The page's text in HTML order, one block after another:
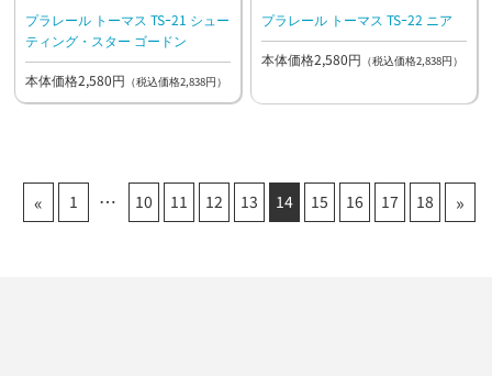
プラレール トーマス TSｰ21 シュー
ティング・スター ゴードン
本体価格2,580円 （税込価格2,838円）
プラレール トーマス TSｰ22 ニア
本体価格2,580円 （税込価格2,838円）
« 1 10 11 12 13 14 15 16 17 18 »